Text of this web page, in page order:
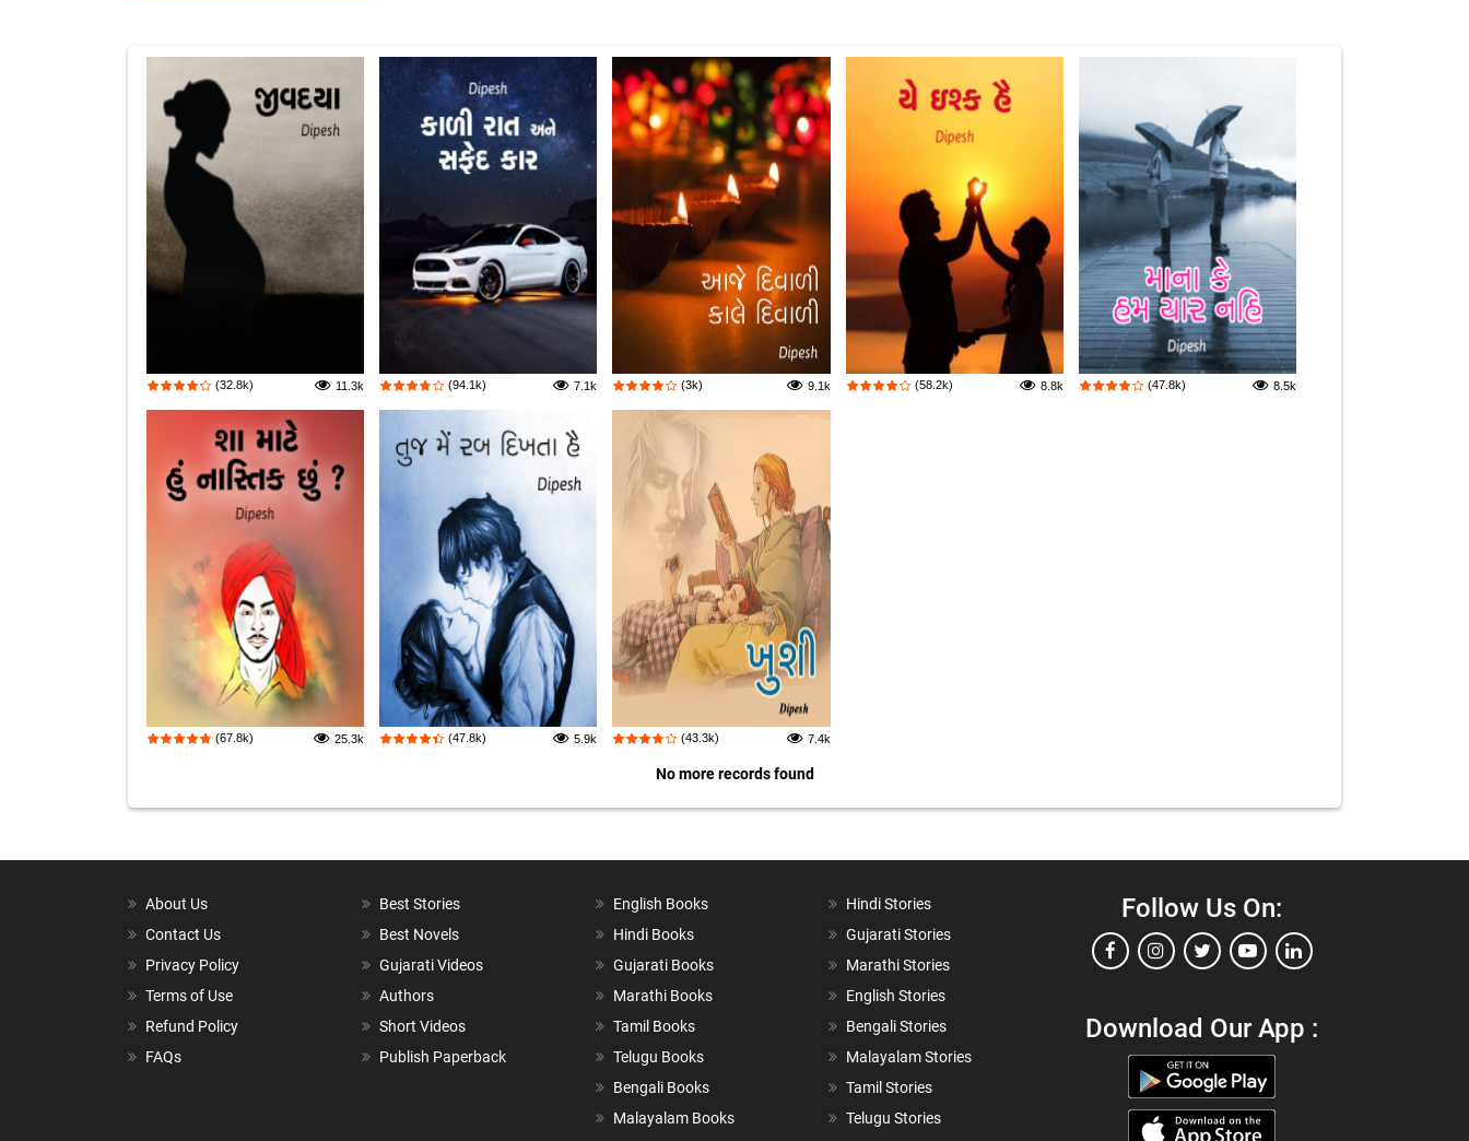
(32.8k) 11.3k (94.1k) 7.1k (3k) 9.1k (58.2k) 8.8k (47.8k) 8.5k
(67.8k) 25.3k (47.8k) 5.9k (43.3k) 7.4k
No more records found
About Us
Contact Us
Privacy Policy
Terms of Use
Refund Policy
FAQs
Best Stories
Best Novels
Gujarati Videos
Authors
Short Videos
Publish Paperback
English Books
Hindi Books
Gujarati Books
Marathi Books
Tamil Books
Telugu Books
Bengali Books
Malayalam Books
Hindi Stories
Gujarati Stories
Marathi Stories
English Stories
Bengali Stories
Malayalam Stories
Tamil Stories
Telugu Stories
Follow Us On:
Download Our App :